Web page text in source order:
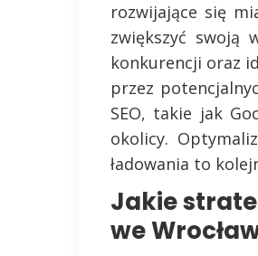
rozwijające się
zwiększyć swoją
konkurencji oraz
przez
SEO, takie jak
okolicy.
ładowania to
Jakie
we